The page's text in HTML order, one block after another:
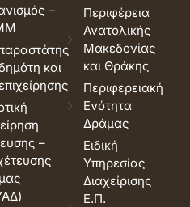
–
και
–
Περιφέρεια
Ανατολικής
Μακεδονίας
και Θράκης
Περιφερειακή
Ενότητα
Δράμας
Ειδική
Υπηρεσίας
Διαχείρισης
Ε.Π.